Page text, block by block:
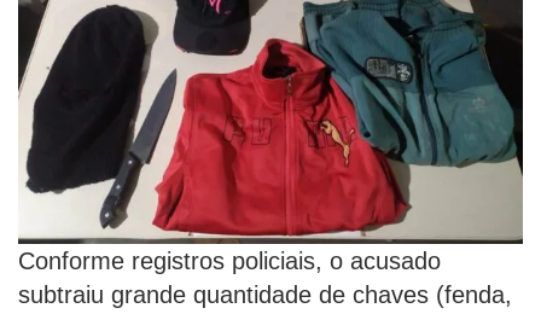
Conforme registros policiais, o acusado
subtraiu grande quantidade de chaves (fenda,